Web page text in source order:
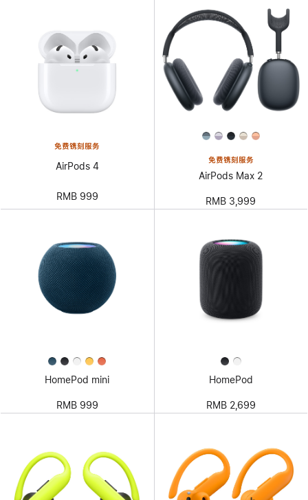
免费镌刻服务
AirPods 4
RMB 999
免费镌刻服务
AirPods Max 2
RMB 3,999
HomePod mini
RMB 999
HomePod
RMB 2,699